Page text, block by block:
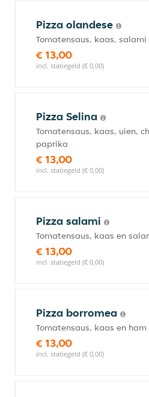
Pizza olandese
Tomatensaus, kaas, salami
€ 13,00
incl. statiegeld (€ 0,00)
Pizza Selina
Tomatensaus, kaas, uien,
paprika
€ 13,00
incl. statiegeld (€ 0,00)
Pizza salami
Tomatensaus, kaas en
€ 13,00
incl. statiegeld (€ 0,00)
Pizza borromea
Tomatensaus, kaas en ham
€ 13,00
incl. statiegeld (€ 0,00)